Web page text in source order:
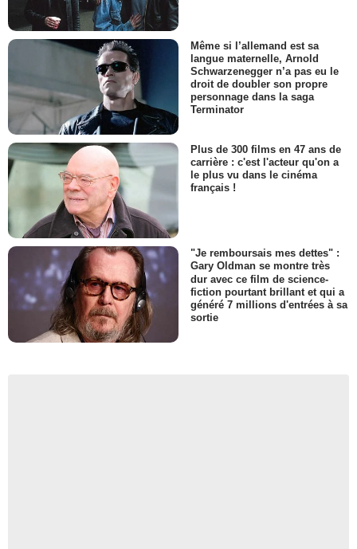
Même si l’allemand est sa
langue maternelle, Arnold
Schwarzenegger n’a pas eu le
droit de doubler son propre
personnage dans la saga
Terminator
Plus de 300 films en 47 ans de
carrière : c'est l'acteur qu'on a
le plus vu dans le cinéma
français !
"Je remboursais mes dettes" :
Gary Oldman se montre très
dur avec ce film de science-
fiction pourtant brillant et qui a
généré 7 millions d'entrées à sa
sortie